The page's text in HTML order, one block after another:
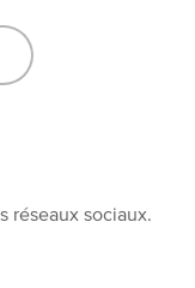
réseaux sociaux.